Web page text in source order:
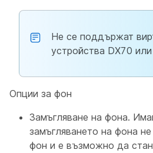
Не се поддържат
устройства DX70
Опции за фон
Замъгляване на фона.
замъгляването на фона
фон и е възможно да